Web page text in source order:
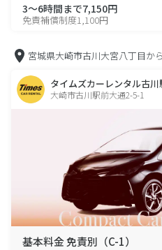
3～6時間まで7,150円
免責補償制度1,100円
宮城県大崎市古川大宮八丁目から
タイムズカーレンタル古川
大崎市古川駅前大通2-5-1
基本料金 免責別（C-1）